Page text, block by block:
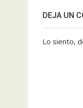
DEJA UN
Lo siento,